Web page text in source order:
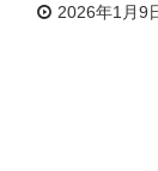
2026年1月9